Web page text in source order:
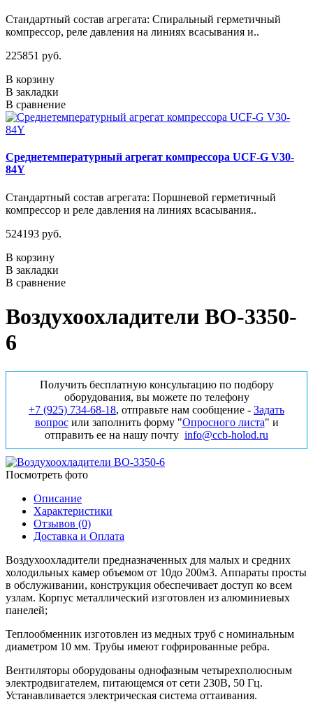
Стандартный состав агрегата: Спиральный герметичный
компрессор, реле давления на линиях всасывания и..
225851 руб.
В корзину
В закладки
В сравнение
Среднетемпературный агрегат компрессора UCF-G V30-
84Y
Стандартный состав агрегата: Поршневой герметичный
компрессор и реле давления на линиях всасывания..
524193 руб.
В корзину
В закладки
В сравнение
Воздухоохладители ВО-3350-
6
Получить бесплатную консультацию по подбору
оборудования, вы можете по телефону
+7 (925) 734‑68‑18, отправьте нам сообщение - Задать
вопросили заполнить форму "Опросного листа" и
отправить ее на нашу почту info@ccb-holod.ru
Посмотреть фото
Описание
Характеристики
Отзывов (0)
Доставка и Оплата
Воздухоохладители предназначенных для малых и средних
холодильных камер объемом от 10до 200м3. Аппараты просты
в обслуживании, конструкция обеспечивает доступ ко всем
узлам. Корпус металлический изготовлен из алюминиевых
панелей;
Теплообменник изготовлен из медных труб с номинальным
диаметром 10 мм. Трубы имеют гофрированные ребра.
Вентиляторы оборудованы однофазным четырехполюсным
электродвигателем, питающемся от сети 230В, 50 Гц.
Устанавливается электрическая система оттаивания.